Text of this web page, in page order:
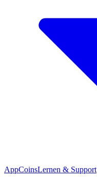
AppCoinsLernen & Support